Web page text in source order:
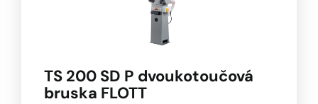
TS 200 SD P dvoukotoučová
bruska FLOTT